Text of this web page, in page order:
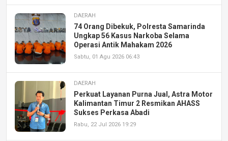
DAERAH
74 Orang Dibekuk, Polresta Samarinda
Ungkap 56 Kasus Narkoba Selama
Operasi Antik Mahakam 2026
Sabtu, 01 Agu 2026 06:43
DAERAH
Perkuat Layanan Purna Jual, Astra Motor
Kalimantan Timur 2 Resmikan AHASS
Sukses Perkasa Abadi
Rabu, 22 Jul 2026 19:29